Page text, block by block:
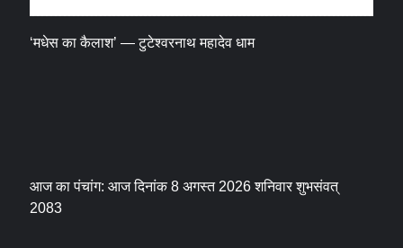
‘मधेस का कैलाश’ — टुटेश्वरनाथ महादेव धाम
आज का पंचांग: आज दिनांक 8 अगस्त 2026 शनिवार शुभसंवत्
2083